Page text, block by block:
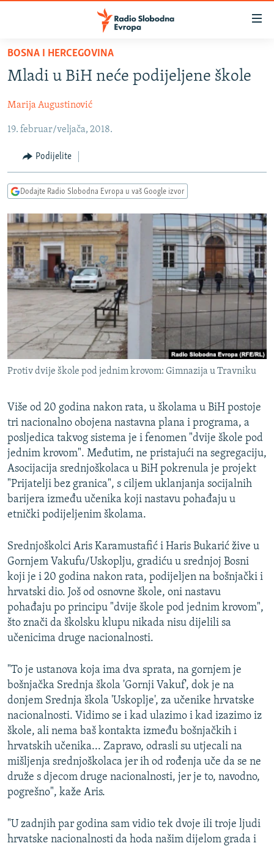
Pređite
glavni
Pređite
na
navigaciju
Pređite
na
pretragu
VIJESTI
SRBIJA
KOSOVO
CRNA GORA
VIZUELNO
VIDEO
FOTOGALERIJE
INFOGRAFIKE
PODCASTI
RAT U UKRAJINI
KINA NA BALKANU
RSE PRIČE IZ SVIJETA
ISPRIČAJ MI
DNEVNO@RSE
SPECIJALI RSE
VIŠE OD NASLOVA
GENOCID U SREBRENICI
TV LIBERTY
POST SCRIPTUM
MOJA EVROPA
TRI DECENIJE OD RATA U BIH
SVE KARTE DEJTONA
PRATITE NAS
Sve RFE/RL stranice
BOSNA I HERCEGOVINA
Mladi u BiH neće podijeljene škole
Marija Augustinović
19. februar/veljača, 2018.
Podijelite
Dodajte Radio Slobodna Evropa u vaš Google izvor
Protiv dvije škole pod jednim krovom: Gimnazija u Travniku
Više od 20 godina nakon rata, u školama u BiH postoje
tri nacionalno obojena nastavna plana i programa, a
posljedica takvog sistema je i fenomen "dvije škole pod
jednim krovom". Međutim, ne pristajući na segregaciju,
Asocijacija srednjoškolaca u BiH pokrenula je projekt
"Prijatelji bez granica", s ciljem uklanjanja socijalnih
barijera između učenika koji nastavu pohađaju u
etnički podijeljenim školama.
Srednjoškolci Aris Karamustafić i Haris Bukarić žive u
Gornjem Vakufu/Uskoplju, gradiću u srednjoj Bosni
koji je i 20 godina nakon rata, podijeljen na bošnjački i
hrvatski dio. Još od osnovne škole, oni nastavu
pohađaju po principu "dvije škole pod jednim krovom",
što znači da školsku klupu nikada nisu dijelili sa
učenicima druge nacionalnosti.
"To je ustanova koja ima dva sprata, na gornjem je
bošnjačka Srednja škola 'Gornji Vakuf', dok je na
donjem Srednja škola 'Uskoplje', za učenike hrvatske
nacionalnosti. Vidimo se i kad ulazimo i kad izazimo iz
škole, ali nema baš kontakta između bošnjačkih i
hrvatskih učenika... Zapravo, odrasli su utjecali na
mišljenja srednjoškolaca jer ih od rođenja uče da se ne
druže s djecom druge nacionalnosti, jer je to, navodno,
pogrešno", kaže Aris.
"U zadnjih par godina sam vidio tek dvoje ili troje ljudi
hrvatske nacionalnosti da hoda našim dijelom grada i